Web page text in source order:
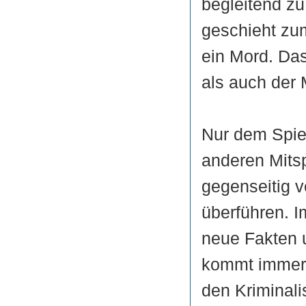
begleitend
geschieht
ein Mord.
als auch der
Nur dem
anderen
gegenseitig
überführen.
neue Fakten
kommt
den